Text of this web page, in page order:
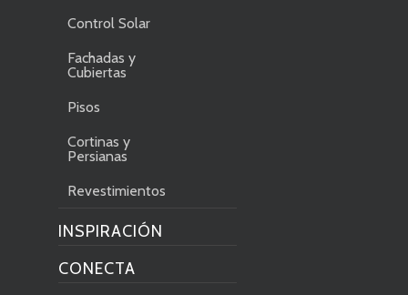
Control Solar
Fachadas y
Cubiertas
Pisos
Cortinas y
Persianas
Revestimientos
INSPIRACIÓN
CONECTA